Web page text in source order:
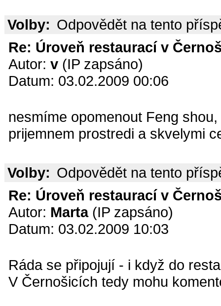
Volby: Odpovědět na tento
Re: Úroveň restaurací v
Autor: v (IP zapsáno)
Datum: 03.02.2009 00:06
nesmíme opomenout Feng
prijemnem prostredi a skvelymi
Volby: Odpovědět na tento
Re: Úroveň restaurací v
Autor: Marta(IP zapsáno)
Datum: 03.02.2009 10:03
Ráda se připojují - i když do
V Černošicích tedy mohu